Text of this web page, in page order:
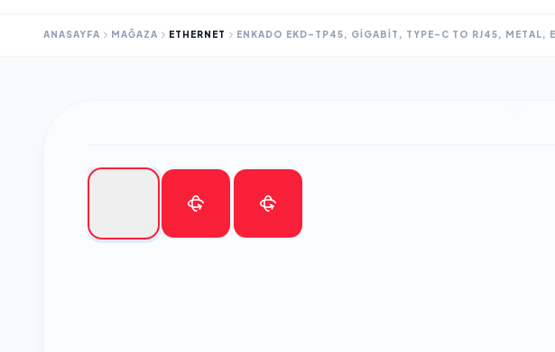
ANASAYFA MAĞAZA ETHERNET ENKADO EKD-TP45, GIGABIT, TYPE-C TO RJ45, METAL,